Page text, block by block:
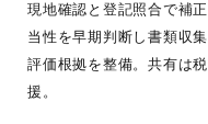
現地確認と登記照合で補
当性を早期判断し書類収
評価根拠を整備。共有は
援。